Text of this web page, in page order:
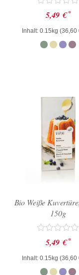
Bewertet
mit
0
von
5
5,49 € *
Inhalt: 0.15kg (36,60
Bio Weiße
150g
Bewertet
mit
0
von
5
5,49 € *
Inhalt: 0.15kg (36,60